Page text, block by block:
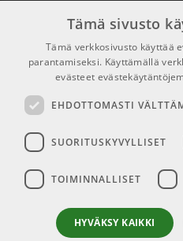
Tuotemerkit
Kirjaudu
GDPR & Cookies
Myyntiehdot
Yhteys
info@emnordic.fi
Tämä sivusto
Tämä verkkosivusto käyttää
parantamiseksi. Käyttämällä
evästeet
EHDOTTOMASTI
SUORITUSKYVYLLISET
TOIMINNALLISET
HYVÄKSY KAIKKI